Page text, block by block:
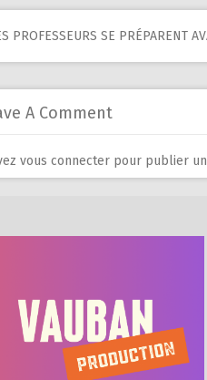
PROFESSEURS SE PRÉPARENT
A Comment
vous connecter pour publier